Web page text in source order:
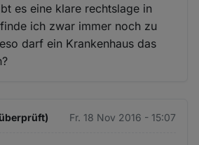
es eine klare rechtslage in
ich zwar immer noch zu
darf ein Krankenhaus das
Fr. 18 Nov 2016 - 15:07